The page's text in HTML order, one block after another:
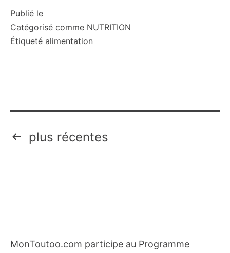
un
Publié le
Catégorisé comme NUTRITION
Étiqueté alimentation
Pagination
plus récentes
MonToutoo.com participe au Programme